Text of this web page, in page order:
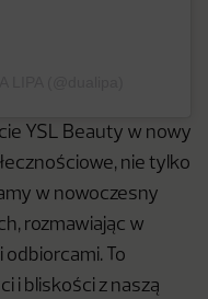
YSL Beauty w nowy
nie tylko
w nowoczesny
rozmawiając w
To
i bliskości z naszą